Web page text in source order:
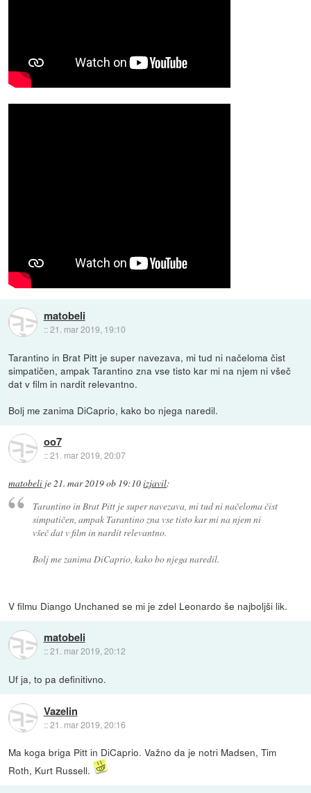
matobeli
::21. mar 2019, 19:10
Tarantino in Brat Pitt je super navezava, mi tud ni načeloma čist
simpatičen, ampak Tarantino zna vse tisto kar mi na njem ni všeč
dat v film in nardit relevantno.
Bolj me zanima DiCaprio, kako bo njega naredil.
oo7
::21. mar 2019, 20:07
matobeli je21. mar 2019 ob 19:10izjavil:
Tarantino in Brat Pitt je super navezava, mi tud ni načeloma čist
simpatičen, ampak Tarantino zna vse tisto kar mi na njem ni
všeč dat v film in nardit relevantno.
Bolj me zanima DiCaprio, kako bo njega naredil.
V filmu Diango Unchaned se mi je zdel Leonardo še najboljši lik.
matobeli
::21. mar 2019, 20:12
Uf ja, to pa definitivno.
Vazelin
::21. mar 2019, 20:16
Ma koga briga Pitt in DiCaprio. Važno da je notri Madsen, Tim
Roth, Kurt Russell.